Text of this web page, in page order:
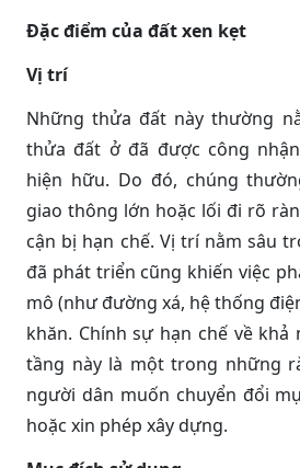
Đặc điểm của đất xen kẹt
Vị trí
Những thửa đất này thường
thửa đất ở đã được công
hiện hữu. Do đó, chúng
giao thông lớn hoặc lối đi rõ
cận bị hạn chế. Vị trí nằm sâu
đã phát triển cũng khiến việc
mô (như đường xá, hệ thống
khăn. Chính sự hạn chế về khả
tầng này là một trong những
người dân muốn chuyển đổi
hoặc xin phép xây dựng.